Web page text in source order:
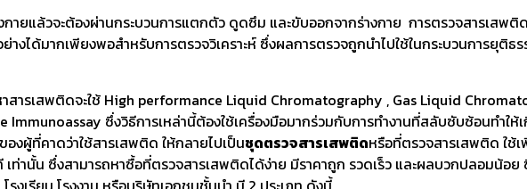
ายแล้วจะต้องผ่านกระบวนการแตกตัว ดูดซึม และขับออกจากร่างกาย การตรวจสารเสพ
งได้มากเพียงพอสำหรับการตรวจวิเคราะห์ ซึ่งผลการตรวจถูกนำไปใช้ในกระบวนการยุติธ
สารเสพติดจะใช้ High performance Liquid Chromatography , Gas Liquid
Immunoassay ซึ่งวิธีการเหล่านี้ต้องใช้เครื่องมือมากร่วมกับการทำงานที่สลับซับซ้อนทำใ
งผู้ที่คาดว่าใช้สารเสพติด ให้กลายไปเป็นชุดตรวจสารเสพติดหรือที่ตรวจสารเสพติด ใช้
ท่านั้น ซึ่งสามารถหาซื้อที่ตรวจสารเสพติดได้ง่าย มีราคาถูก รวดเร็ว และผลบวกปลอมน้อ